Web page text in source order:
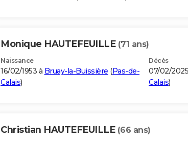
Monique HAUTEFEUILLE (71 ans)
Naissance
16/02/1953 à Bruay-la-Buissière (Pas-de-
Calais)
Décès
07/02/
Calais)
Christian HAUTEFEUILLE (66 ans)